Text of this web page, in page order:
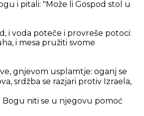
i pitali: "Može li Gospod stol u
i voda poteče i provreše potoci:
i mesa pružiti svome
gnjevom usplamtje: oganj se
srdžba se razjari protiv Izraela,
Bogu niti se u njegovu pomoć